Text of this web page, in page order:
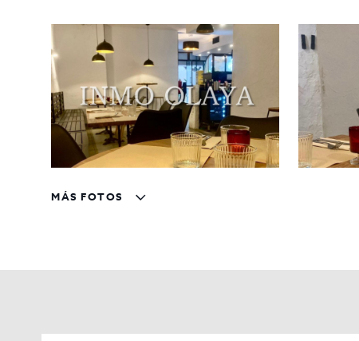
Congelador vertical
Lavavajillas
2 Botelleros
Exhibidora de mostrador
Nevera de vinos
Valor de traspaso: 28.000 €
Alquiler actual: 840 €
MÁS FOTOS